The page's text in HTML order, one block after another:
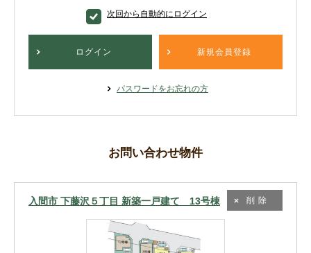
次回から自動的にログイン
ログイン 新規会員登録
パスワードをお忘れの方
お問い合わせ物件
入間市 下藤沢５丁目 新築一戸建て 13号棟 削除